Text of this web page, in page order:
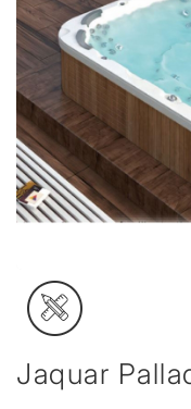
Jaquar